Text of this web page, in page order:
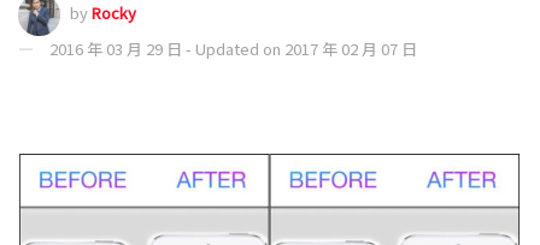
byRocky
2016 年 03 月 29 日 - Updated on 2017 年 02 月 07 日